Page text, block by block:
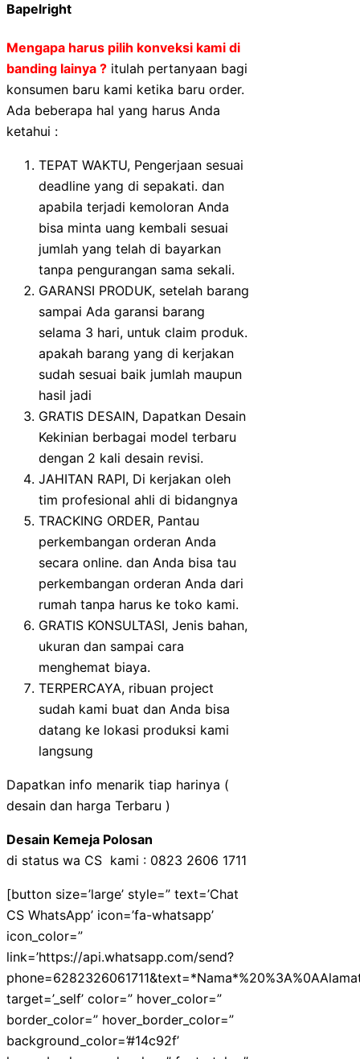
Bapelright
Mengapa harus pilih konveksi kami di
banding lainya ? itulah pertanyaan bagi
konsumen baru kami ketika baru order.
Ada beberapa hal yang harus Anda
ketahui :
TEPAT WAKTU, Pengerjaan sesuai
deadline yang di sepakati. dan
apabila terjadi kemoloran Anda
bisa minta uang kembali sesuai
jumlah yang telah di bayarkan
tanpa pengurangan sama sekali.
GARANSI PRODUK, setelah barang
sampai Ada garansi barang
selama 3 hari, untuk claim produk.
apakah barang yang di kerjakan
sudah sesuai baik jumlah maupun
hasil jadi
GRATIS DESAIN, Dapatkan Desain
Kekinian berbagai model terbaru
dengan 2 kali desain revisi.
JAHITAN RAPI, Di kerjakan oleh
tim profesional ahli di bidangnya
TRACKING ORDER, Pantau
perkembangan orderan Anda
secara online. dan Anda bisa tau
perkembangan orderan Anda dari
rumah tanpa harus ke toko kami.
GRATIS KONSULTASI, Jenis bahan,
ukuran dan sampai cara
menghemat biaya.
TERPERCAYA, ribuan project
sudah kami buat dan Anda bisa
datang ke lokasi produksi kami
langsung
Dapatkan info menarik tiap harinya (
desain dan harga Terbaru )
Desain Kemeja Polosan
di status wa CS kami : 0823 2606 1711
[button size=’large’ style=” text=’Chat
CS WhatsApp’ icon=’fa-whatsapp’
icon_color=”
link=’https://api.whatsapp.com/send?
target=’_self’ color=” hover_color=”
border_color=” hover_border_color=”
background_color=’#14c92f’